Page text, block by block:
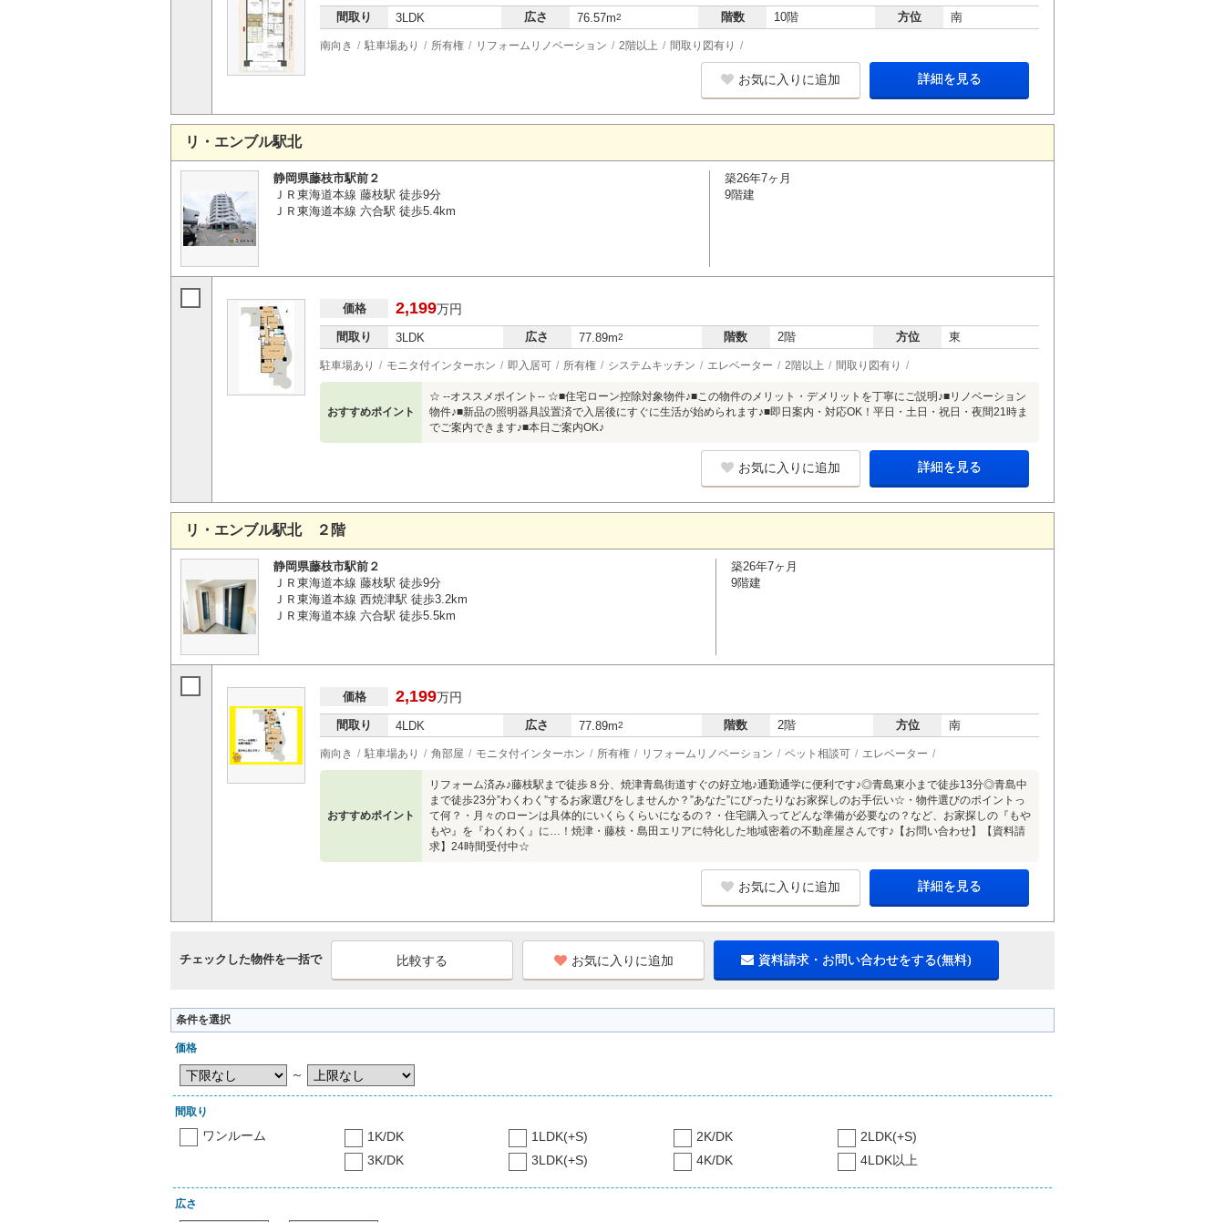
間取り 3LDK 広さ 76.57m2 階数 10階 方位 南
南向き 駐車場あり 所有権 リフォームリノベーション 2階以上 間取り図有り
お気に入りに追加 詳細を見る
リ・エンブル駅北
静岡県藤枝市駅前２
ＪＲ東海道本線 藤枝駅 徒歩9分
ＪＲ東海道本線 六合駅 徒歩5.4km
築26年7ヶ月
9階建
価格 2,199万円
間取り 3LDK 広さ 77.89m2 階数 2階 方位 東
駐車場あり モニタ付インターホン 即入居可 所有権 システムキッチン エレベーター 2階以上 間取り図有り
おすすめポイント
☆ --オススメポイント-- ☆■住宅ローン控除対象物件♪■この物件のメリット・デメリットを丁寧にご説明♪■リノベーション
物件♪■新品の照明器具設置済で入居後にすぐに生活が始められます♪■即日案内・対応OK！平日・土日・祝日・夜間21時ま
でご案内できます♪■本日ご案内OK♪
お気に入りに追加 詳細を見る
リ・エンブル駅北 ２階
静岡県藤枝市駅前２
ＪＲ東海道本線 藤枝駅 徒歩9分
ＪＲ東海道本線 西焼津駅 徒歩3.2km
ＪＲ東海道本線 六合駅 徒歩5.5km
築26年7ヶ月
9階建
価格 2,199万円
間取り 4LDK 広さ 77.89m2 階数 2階 方位 南
南向き 駐車場あり 角部屋 モニタ付インターホン 所有権 リフォームリノベーション ペット相談可 エレベーター
おすすめポイント
リフォーム済み♪藤枝駅まで徒歩８分、焼津青島街道すぐの好立地♪通勤通学に便利です♪◎青島東小まで徒歩13分◎青島中
まで徒歩23分”わくわく”するお家選びをしませんか？”あなた”にぴったりなお家探しのお手伝い☆・物件選びのポイントっ
て何？・月々のローンは具体的にいくらくらいになるの？・住宅購入ってどんな準備が必要なの？など、お家探しの『もや
もや』を『わくわく』に…！焼津・藤枝・島田エリアに特化した地域密着の不動産屋さんです♪【お問い合わせ】【資料請
求】24時間受付中☆
お気に入りに追加 詳細を見る
チェックした物件を一括で お気に入りに追加 資料請求・お問い合わせをする(無料)
条件を選択
価格
～
間取り
ワンルーム 1K/DK 1LDK(+S) 2K/DK
2LDK(+S)
3K/DK
3LDK(+S) 4K/DK 4LDK以上
広さ